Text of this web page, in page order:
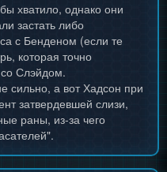
хватило, однако они
застать либо
с Бенденом (если те
которая точно
Слэйдом.
сильно, а вот Хадсон при
затвердевшей слизи,
раны, из-за чего